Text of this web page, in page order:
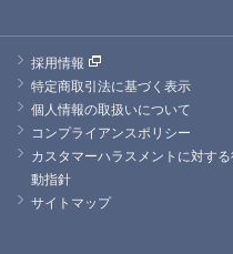
採用情報
特定商取引法に基づく表示
個人情報の取扱いについて
コンプライアンスポリシー
カスタマーハラスメントに対す
動指針
サイトマップ